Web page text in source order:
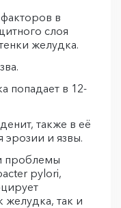
в
слоя
желудка.
попадает в 12-
также в её
эрозии и язвы.
проблемы
pylori,
желудка, так и